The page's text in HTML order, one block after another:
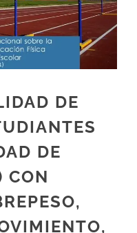
DE
DE
CON